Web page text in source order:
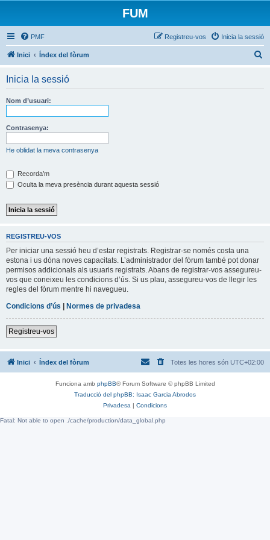
FUM
PMF Inicia la sessió
Registreu-vos
Inici Índex del fòrum
Inicia la sessió
Nom d’usuari:
Contrasenya:
He oblidat la meva contrasenya
Recorda’m
Oculta la meva presència durant aquesta sessió
REGISTREU-VOS
Per iniciar una sessió heu d’estar registrats. Registrar-se només costa una
estona i us dóna noves capacitats. L’administrador del fòrum també pot donar
permisos addicionals als usuaris registrats. Abans de registrar-vos assegureu-
vos que coneixeu les condicions d’ús. Si us plau, assegureu-vos de llegir les
regles del fòrum mentre hi navegueu.
Condicions d’ús | Normes de privadesa
Registreu-vos
Inici Índex del fòrum Totes les hores són UTC+02:00
Funciona amb phpBB® Forum Software © phpBB Limited
Traducció del phpBB: Isaac Garcia Abrodos
Privadesa | Condicions
Fatal: Not able to open ./cache/production/data_global.php